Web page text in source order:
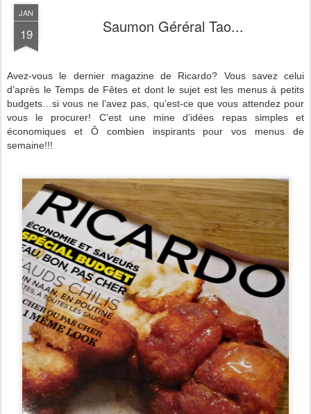
JAN
19 Saumon Géréral Tao...
Avez-vous le dernier magazine de Ricardo? Vous savez celui
d’après le Temps de Fêtes et dont le sujet est les menus à petits
budgets…si vous ne l’avez pas, qu’est-ce que vous attendez pour
vous le procurer! C’est une mine d’idées repas simples et
économiques et Ô combien inspirants pour vos menus de
semaine!!!